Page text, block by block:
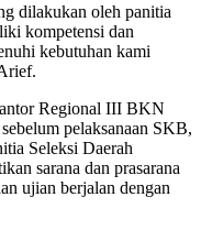
dilakukan oleh panitia
kompetensi dan
kebutuhan kami
Regional III BKN
pelaksanaan SKB,
Seleksi Daerah
sarana dan prasarana
ujian berjalan dengan